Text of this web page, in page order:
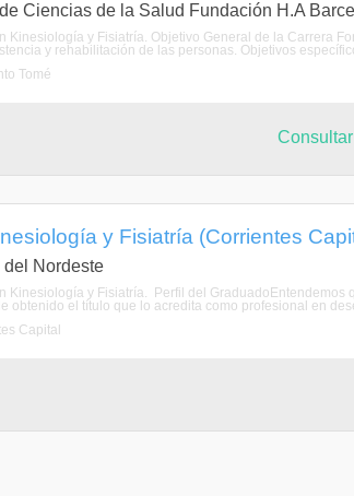
Ciencias de la Salud Fundación H.A
Kinesiología y Fisiatría. Objetivo General de la Carrera
y rehabilitación de las personas. Objetivos
Tomé
y Fisiatría (Corrientes
Nordeste
Kinesiología y Fisiatría. Perfil del GraduadoEntendemos
obtenido el título que lo acredita como profesional en
Capital